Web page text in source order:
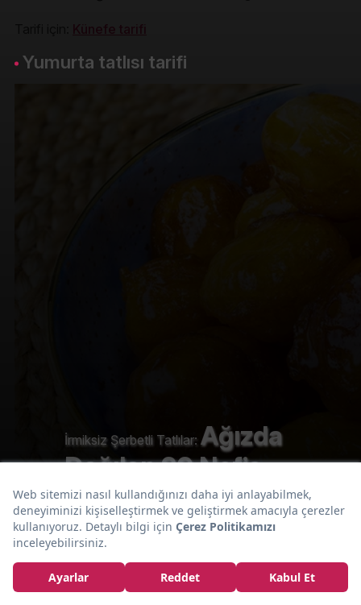
İrmiksiz Şerbetli Tatlılar: Ağızda
Dağılan 20 Nefis
İrmiksiz Şerbetli
Tatlı Tarifi
Künefe tarifi
Yumurta tatlısı tarifi